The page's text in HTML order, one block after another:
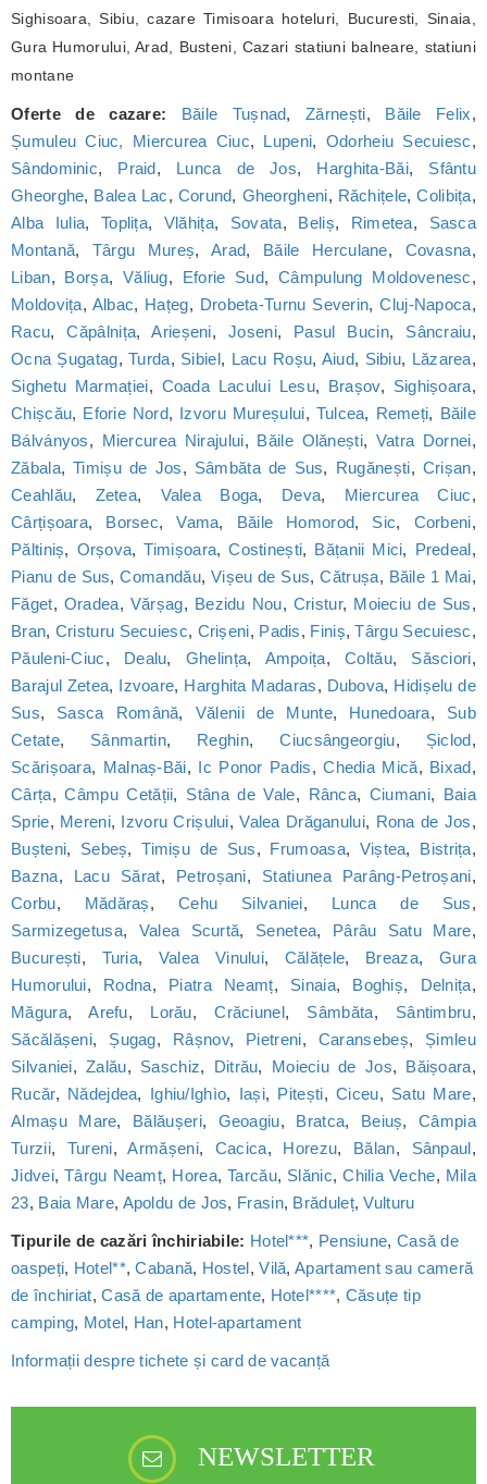
Sighisoara, Sibiu, cazare Timisoara hoteluri, Bucuresti, Sinaia,
Gura Humorului, Arad, Busteni, Cazari statiuni balneare, statiuni
montane
Oferte de cazare: Băile Tușnad,Zărnești, Băile Felix,
Șumuleu Ciuc, Miercurea Ciuc, Lupeni, Odorheiu Secuiesc,
Sândominic, Praid, Lunca de Jos, Harghita-Băi, Sfântu
Gheorghe, Balea Lac, Corund, Gheorgheni, Răchițele,Colibița,
Alba Iulia, Toplița, Vlăhița, Sovata, Beliș, Rimetea, Sasca
Montană, Târgu Mureș,Arad, Băile Herculane, Covasna,
Liban, Borșa, Văliug, Eforie Sud,Câmpulung Moldovenesc,
Moldovița, Albac, Hațeg, Drobeta-Turnu Severin,Cluj-Napoca,
Racu,Căpâlnița,Arieșeni,Joseni, Pasul Bucin, Sâncraiu,
Ocna Șugatag,Turda, Sibiel, Lacu Roșu, Aiud, Sibiu, Lăzarea,
Sighetu Marmației, Coada Lacului Lesu, Brașov, Sighișoara,
Chișcău, Eforie Nord, Izvoru Mureșului, Tulcea, Remeți, Băile
Bálványos, Miercurea Nirajului, Băile Olănești, Vatra Dornei,
Zăbala,Timișu de Jos, Sâmbăta de Sus, Rugănești, Crișan,
Ceahlău, Zetea, Valea Boga, Deva, Miercurea Ciuc,
Cârțișoara, Borsec,Vama, Băile Homorod, Sic, Corbeni,
Păltiniș, Orșova,Timișoara,Costinești, Bățanii Mici, Predeal,
Pianu de Sus,Comandău, Vișeu de Sus,Cătrușa, Băile 1 Mai,
Făget, Oradea, Vărșag, Bezidu Nou, Cristur, Moieciu de Sus,
Bran, Cristuru Secuiesc, Crișeni, Padis, Finiș,Târgu Secuiesc,
Păuleni-Ciuc, Dealu, Ghelința, Ampoița,Coltău, Săsciori,
Barajul Zetea, Izvoare, Harghita Madaras, Dubova, Hidișelu de
Sus, Sasca Română, Vălenii de Munte, Hunedoara, Sub
Cetate, Sânmartin, Reghin,Ciucsângeorgiu, Șiclod,
Scărișoara, Malnaș-Băi, Ic Ponor Padis,Chedia Mică, Bixad,
Cârța,Câmpu Cetății, Stâna de Vale, Rânca, Ciumani, Baia
Sprie, Mereni, Izvoru Crișului,Valea Drăganului, Rona de Jos,
Bușteni, Sebeș,Timișu de Sus, Frumoasa, Viștea, Bistrița,
Bazna, Lacu Sărat, Petroșani, Statiunea Parâng-Petroșani,
Corbu, Mădăraș, Cehu Silvaniei, Lunca de Sus,
Sarmizegetusa, Valea Scurtă, Senetea, Pârâu Satu Mare,
București, Turia, Valea Vinului, Călățele, Breaza, Gura
Humorului, Rodna, Piatra Neamț, Sinaia, Boghiș, Delnița,
Măgura,Arefu, Lorău,Crăciunel, Sâmbăta, Sântimbru,
Săcălășeni, Șugag, Râșnov, Pietreni, Caransebeș, Șimleu
Silvaniei,Zalău, Saschiz, Ditrău, Moieciu de Jos, Băișoara,
Rucăr, Nădejdea, Ighiu/Ighìo, Iași, Pitești,Ciceu, Satu Mare,
Almașu Mare, Bălăușeri, Geoagiu, Bratca, Beiuș,Câmpia
Turzii, Tureni,Armășeni, Cacica, Horezu, Bălan, Sânpaul,
Jidvei,Târgu Neamț, Horea,Tarcău, Slănic,Chilia Veche, Mila
23, Baia Mare, Apoldu de Jos, Frasin, Brăduleț,Vulturu
Tipurile de cazări închiriabile: Hotel***, Pensiune, Casă de
oaspeți, Hotel**,Cabană, Hostel,Vilă,Apartament sau cameră
de închiriat,Casă de apartamente, Hotel****, Căsuțe tip
camping, Motel, Han, Hotel-apartament
Informații despre tichete și card de vacanță
NEWSLETTER